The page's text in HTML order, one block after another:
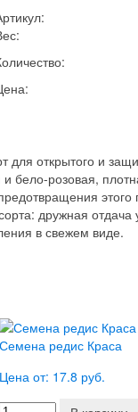
для открытого и
розовая,
дружная
в свежем виде.
Семена редис Краса
Цена от: 17.8 руб.